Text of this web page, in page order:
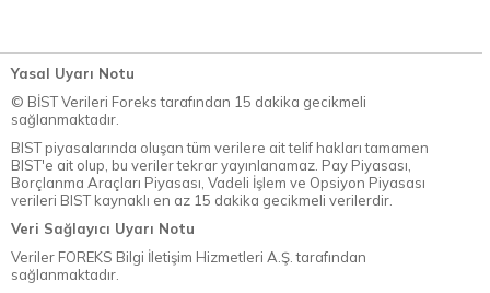
Yasal Uyarı Notu
© BİST Verileri Foreks tarafından 15 dakika gecikmeli
sağlanmaktadır.
BIST piyasalarında oluşan tüm verilere ait telif hakları tamamen
BIST'e ait olup, bu veriler tekrar yayınlanamaz. Pay Piyasası,
Borçlanma Araçları Piyasası, Vadeli İşlem ve Opsiyon Piyasası
verileri BIST kaynaklı en az 15 dakika gecikmeli verilerdir.
Veri Sağlayıcı Uyarı Notu
Veriler FOREKS Bilgi İletişim Hizmetleri A.Ş. tarafından
sağlanmaktadır.